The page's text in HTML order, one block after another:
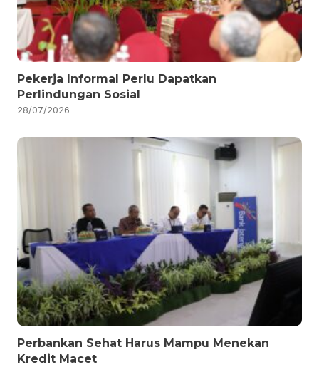
Pekerja Informal Perlu Dapatkan
Perlindungan Sosial
28/07/2026
Perbankan Sehat Harus Mampu Menekan
Kredit Macet